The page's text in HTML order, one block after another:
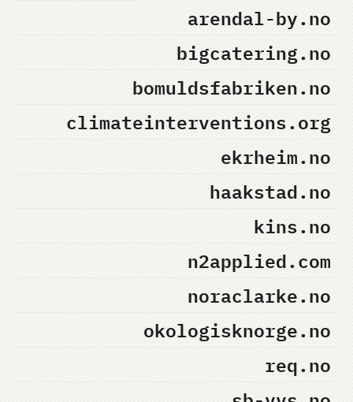
arendal-by.no
bigcatering.no
bomuldsfabriken.no
climateinterventions.org
ekrheim.no
haakstad.no
kins.no
n2applied.com
noraclarke.no
okologisknorge.no
req.no